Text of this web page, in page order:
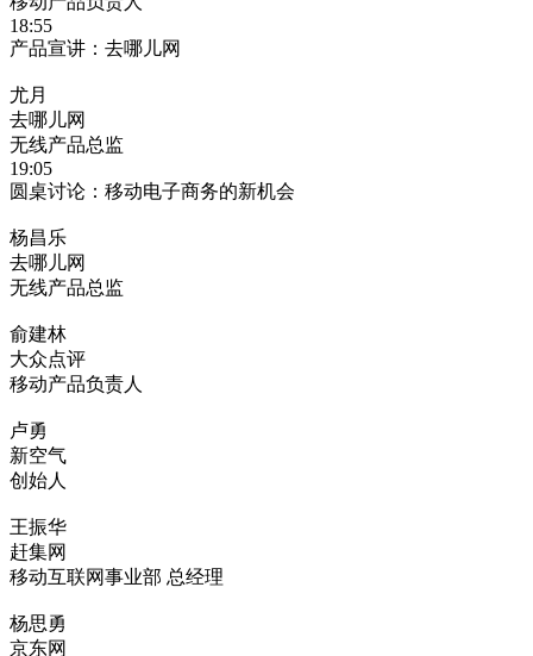
18:55
产品宣讲：去哪儿网
尤月
去哪儿网
无线产品总监
19:05
圆桌讨论：移动电子商务的新机会
杨昌乐
去哪儿网
无线产品总监
俞建林
大众点评
移动产品负责人
卢勇
新空气
创始人
王振华
赶集网
移动互联网事业部 总经理
杨思勇
京东网